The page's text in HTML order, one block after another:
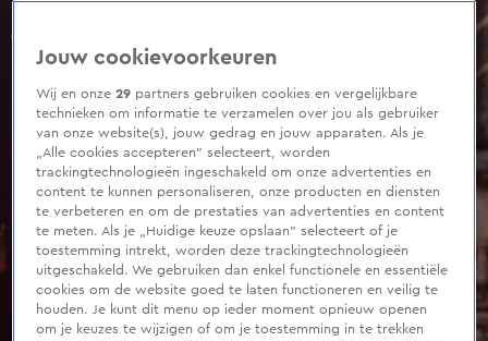
of
seconds
Jouw cookievoorkeuren
Wij en onze29 partners gebruiken cookies en vergelijkbare
technieken om informatie te verzamelen over jou als gebruiker
van onze website(s), jouw gedrag en jouw apparaten. Als je
„Alle cookies accepteren” selecteert, worden
trackingtechnologieën ingeschakeld om onze advertenties en
content te kunnen personaliseren, onze producten en diensten
te verbeteren en om de prestaties van advertenties en content
te meten. Als je „Huidige keuze opslaan” selecteert of je
toestemming intrekt, worden deze trackingtechnologieën
uitgeschakeld. We gebruiken dan enkel functionele en essentiële
cookies om de website goed te laten functioneren en veilig te
houden. Je kunt dit menu op ieder moment opnieuw openen
om je keuzes te wijzigen of om je toestemming in te trekken